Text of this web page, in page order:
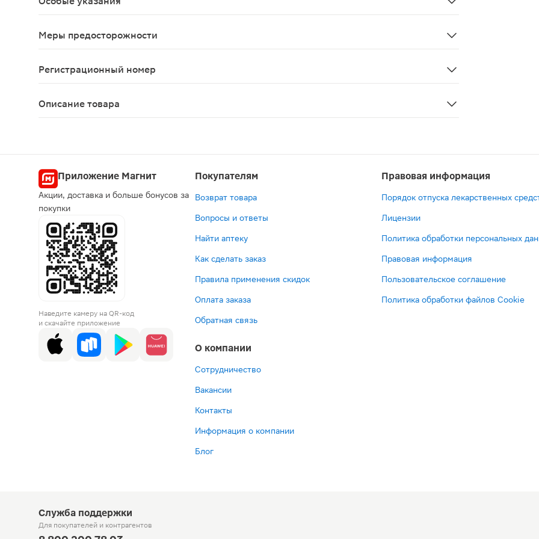
Меры предосторожности
Регистрационный номер
Описание товара
Приложение Магнит
Акции, доставка и больше бонусов за
покупки
Наведите камеру на QR-код
и скачайте приложение
Покупателям
Возврат товара
Вопросы и ответы
Найти аптеку
Как сделать заказ
Правила применения скидок
Оплата заказа
Обратная связь
О компании
Сотрудничество
Вакансии
Контакты
Информация о компании
Блог
Правовая информация
Порядок отпуска лекарственных
Лицензии
Политика обработки персональных
Правовая информация
Пользовательское соглашение
Политика обработки файлов Cookie
Служба поддержки
Для покупателей и контрагентов